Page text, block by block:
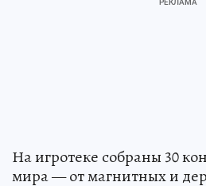
На игротеке собраны 30
мира — от магнитных и